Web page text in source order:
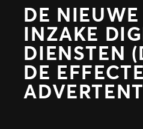
Strategische
Fan Experience
Waarom Ticketmaster
Ons Verhaal
Maak Kennis met Ons
Onze Klanten
Support
Mediahub
DE
INZAKE
DIENSTEN
DE